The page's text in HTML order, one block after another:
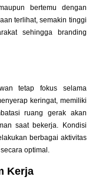
bertemu dengan
terlihat, semakin tinggi
sehingga branding
tetap fokus selama
keringat, memiliki
ruang gerak akan
saat bekerja. Kondisi
berbagai aktivitas
optimal.
Kerja